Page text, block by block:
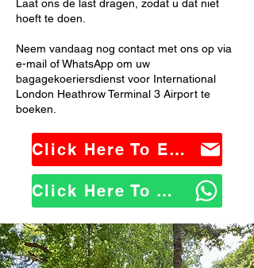
Laat ons de last dragen, zodat u dat niet
hoeft te doen.
Neem vandaag nog contact met ons op via
e-mail of WhatsApp om uw
bagagekoeriersdienst voor International
London Heathrow Terminal 3 Airport te
boeken.
Click Here To Email Us
Click Here To WhatsApp Us